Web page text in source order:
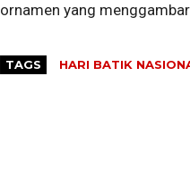
ornamen yang
TAGS HARI BATIK